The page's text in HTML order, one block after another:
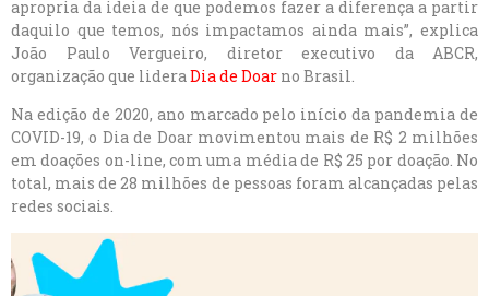
apropria da ideia de que podemos fazer a diferença a partir
daquilo que temos, nós impactamos ainda mais”, explica
João Paulo Vergueiro, diretor executivo da ABCR,
organização que lidera Dia de Doar no Brasil.
Na edição de 2020, ano marcado pelo início da pandemia de
COVID-19, o Dia de Doar movimentou mais de R$ 2 milhões
em doações on-line, com uma média de R$ 25 por doação. No
total, mais de 28 milhões de pessoas foram alcançadas pelas
redes sociais.